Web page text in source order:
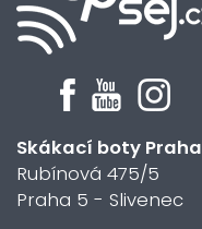
Skákací boty Praha
Rubínová 475/5
Praha 5 - Slivenec